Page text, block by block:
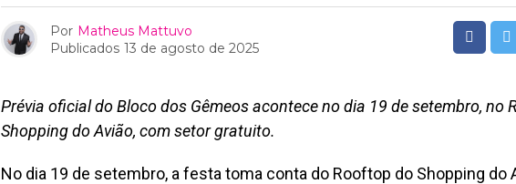
Por Matheus Mattuvo
Publicados 13 de agosto de 2025
Prévia oficial do Bloco dos Gêmeos acontece no dia 19 de setembro, no
Shopping do Avião, com setor gratuito.
No dia 19 de setembro, a festa toma conta do Rooftop do Shopping do